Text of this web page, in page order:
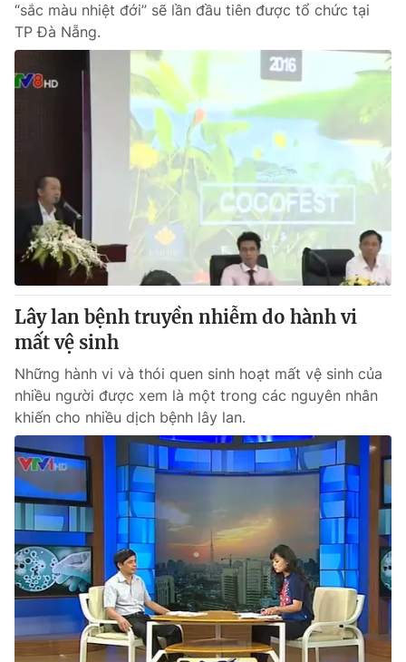
Liên hệ tòa soạn
THỜI BÁO VTV
Theo dõi báo trên
Cơ quan chủ quản: Đài Truyền hình Việt Nam
Cơ quan báo chí:
Thời báo VTV
Giấy phép hoạt động báo in và báo điện tử số 483/GP-BTTTT
cấp ngày 29/12/2023
Tổng Biên tập:Vũ Thanh Thủy
Phó Tổng Biên tập:
Nguyễn Trọng Ninh
Tổng đài VTV: 024.38 355 931 - 024.38 355 932
Ðiện thoại Thời báo VTV:024.66 897 897
Email:toasoan@vtv.vn
Liên hệ quảng cáo:024-7300.7108
“sắc màu nhiệt đới” sẽ lần đầu tiên được tổ chức tại
TP Đà Nẵng.
Lây lan bệnh truyền nhiễm do hành vi
mất vệ sinh
Những hành vi và thói quen sinh hoạt mất vệ sinh của
nhiều người được xem là một trong các nguyên nhân
khiến cho nhiều dịch bệnh lây lan.